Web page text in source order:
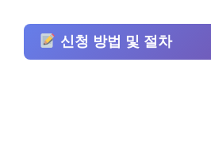
신청 방법 및 절차